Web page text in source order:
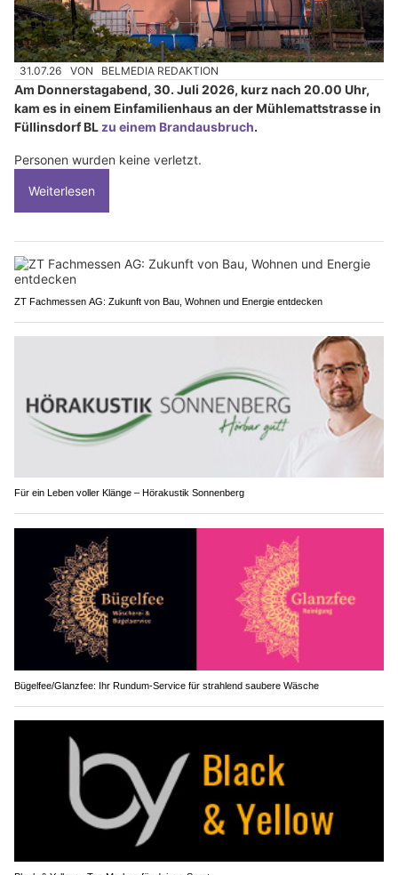
31.07.26 VON BELMEDIA REDAKTION
Am Donnerstagabend, 30. Juli 2026, kurz nach 20.00 Uhr,
kam es in einem Einfamilienhaus an der Mühlemattstrasse in
Füllinsdorf BL zu einem Brandausbruch.
Personen wurden keine verletzt.
Weiterlesen
ZT Fachmessen AG: Zukunft von Bau, Wohnen und Energie entdecken
Für ein Leben voller Klänge – Hörakustik Sonnenberg
Bügelfee/Glanzfee: Ihr Rundum-Service für strahlend saubere Wäsche